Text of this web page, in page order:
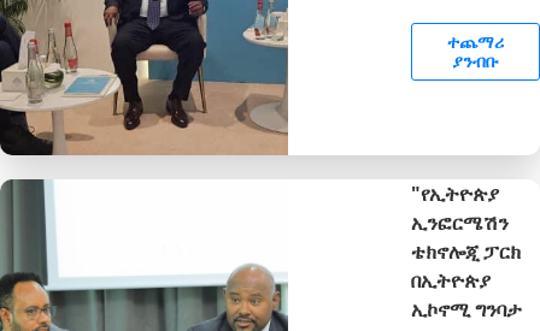
ተጨማሪ
ያንብቡ
"የኢትዮጵያ
ኢንፎርሜሽን
ቴክኖሎጂ ፓርክ
በኢትዮጵያ
ኢኮኖሚ ግንባታ